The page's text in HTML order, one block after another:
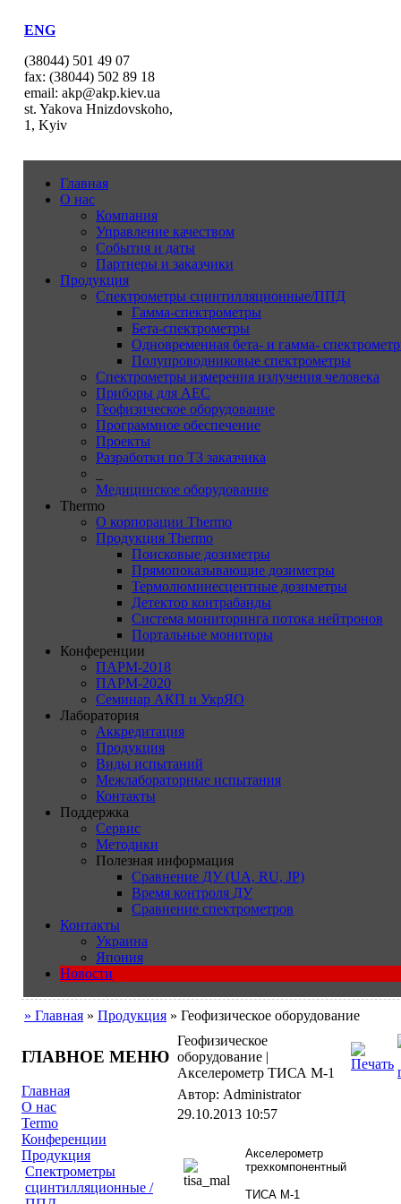
ENG
(38044) 501 49 07
fax: (38044) 502 89 18
email: akp@akp.kiev.ua
st. Yakova Hnizdovskoho,
1, Kyiv
Главная
О нас
Компания
Управление качеством
События и даты
Партнеры и заказчики
Продукция
Спектрометры сцинтилляционные/ППД
Гамма-спектрометры
Бета-спектрометры
Одновременная бета- и гамма-
Полупроводниковые спектрометры
Спектрометры измерения излучения человека
Приборы для АЕС
Геофизическое оборудование
Программное обеспечение
Проекты
Разработки по ТЗ заказчика
Медицинское оборудование
Thermo
О корпорации Thermo
Продукция Thermo
Поисковые дозиметры
Прямопоказывающие дозиметры
Термолюминесцентные дозиметры
Детектор контрабанды
Система мониторинга потока нейтронов
Портальные мониторы
Конференции
ПАРМ-2018
ПАРМ-2020
Семинар АКП и УкрЯО
Лаборатория
Аккредитация
Продукция
Виды испытаний
Межлабораторные испытания
Контакты
Поддержка
Сервис
Методики
Полезная информация
Сравнение ДУ (UA, RU, JP)
Время контроля ДУ
Сравнение спектрометров
Контакты
Украина
Япония
Новости
» Главная » Продукция » Геофизическое оборудование
ГЛАВНОЕ МЕНЮ
Главная
О нас
Termo
Конференции
Продукция
Cпектрометры
сцинтилляционные /
Геофизическое
оборудование |
Акселерометр ТИСА М-1
Автор: Administrator
29.10.2013 10:57
Акселерометр
трехкомпонентный
ТИСА М-1